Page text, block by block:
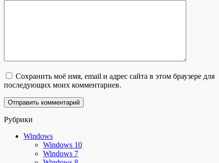
Сохранить моё имя, email и адрес сайта в этом браузере для
последующих моих комментариев.
Рубрики
Windows
Windows 10
Windows 7